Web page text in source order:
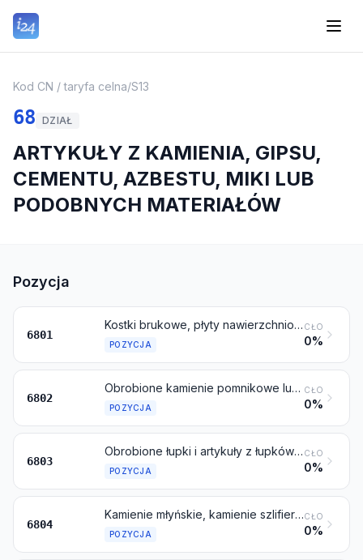
Kod CN / taryfa celna/S13
68 DZIAŁ
ARTYKUŁY Z KAMIENIA, GIPSU,
CEMENTU, AZBESTU, MIKI LUB
PODOBNYCH MATERIAŁÓW
Pozycja
6801
Kostki brukowe, płyty nawierzchniowe, krawężniki i płyty chodnikowe, z kamienia naturalnego (z wyjątkiem łupków)
POZYCJA
CŁO
0%
6802
Obrobione kamienie pomnikowe lub budowlane (z wyjątkiem łupków) i artykuły z nich, inne niż towary objęte pozycją 6801; kostki mozaikowe i tym podobne, z kamieni naturalnych (włącznie z łupkami), nawet na podłożu; sztucznie barwione ziarna, odłamki i proszek, z kamieni naturalnych (włącznie z łupkami)
POZYCJA
CŁO
0%
6803
Obrobione łupki i artykuły z łupków lub z łupków aglomerowanych
POZYCJA
CŁO
0%
6804
Kamienie młyńskie, kamienie szlifierskie, ściernice i tym podobne, bez opraw, do rozdrabniania, ostrzenia, polerowania, szlifowania lub cięcia, osełki do ręcznego ostrzenia lub polerowania oraz ich części, z kamienia naturalnego, ze spiekanych materiałów ściernych naturalnych lub sztucznych, lub z ceramiki, z częściami lub bez części z innych materiałów
POZYCJA
CŁO
0%